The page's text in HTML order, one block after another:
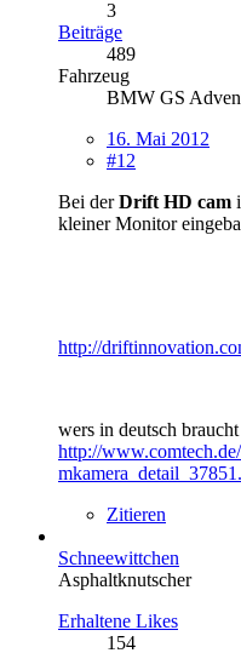
3
Beiträge
489
Fahrzeug
BMW GS
16. Mai 2012
#12
Bei derDrift HD cam
kleiner Monitor
http://
wers in deutsch braucht
http://
Zitieren
Schneewittchen
Asphaltknutscher
Erhaltene Likes
154